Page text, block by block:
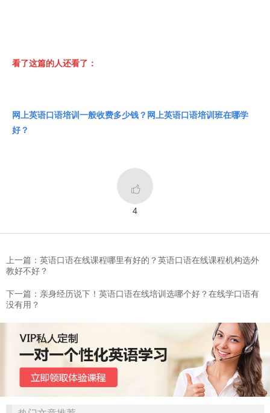
看了这篇的人还看了：
网上英语口语培训一般收费多少钱？网上英语口语培训班在哪学
好？

4
上一篇：英语口语在线课程哪里有好的？英语口语在线课程机构选外
教好不好？
下一篇：​亲身经历说下！英语口语在线培训选哪个好？在线学口语有
没有用？